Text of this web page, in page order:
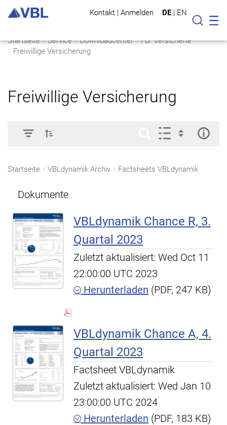
Kontakt | Anmelden DE | EN
Suche
Startseite Service Downloadcenter
Für Versicherte
Freiwillige Versicherung
Freiwillige Versicherung
Startseite VBLdynamik Archiv Factsheets VBLdynamik
Dokumente
VBLdynamik Chance R, 3.
Quartal 2023
Zuletzt aktualisiert: Wed Oct 11
22:00:00 UTC 2023
Herunterladen (PDF, 247 KB)
VBLdynamik Chance A, 4.
Quartal 2023
Factsheet VBLdynamik
Zuletzt aktualisiert: Wed Jan 10
23:00:00 UTC 2024
Herunterladen (PDF, 183 KB)